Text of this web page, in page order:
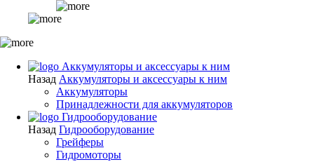
Аккумуляторы и аксессуары к ним
Назад Аккумуляторы и аксессуары к ним
Аккумуляторы
Принадлежности для аккумуляторов
Гидрооборудование
Назад Гидрооборудование
Грейферы
Гидромоторы